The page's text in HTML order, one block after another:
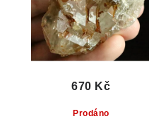
Prodáno
670 Kč